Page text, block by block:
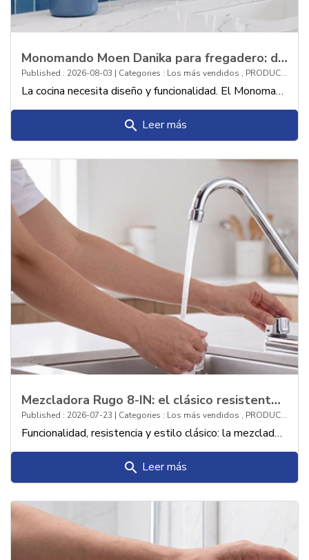
Monomando Moen Danika para fregadero: diseño estilizado y alta tecnología para t
Published : 2026-08-03 | Categories : Los más vendidos , PRODUCTOS
La cocina necesita diseño y funcionalidad. El Monomando Moen Danika los une con estilo, tecnología y practicidad para el día a día.
search Leer más
Mezcladora Rugo 8-IN: el clásico resistente para tu fregadero
Published : 2026-07-23 | Categories : Los más vendidos , PRODUCTOS
Funcionalidad, resistencia y estilo clásico: la mezcladora Rugo de 8" para fregadero es la solución confiable y durable que tu cocina necesita.
search Leer más